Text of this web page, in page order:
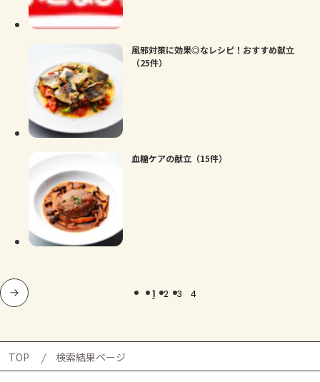
風邪対策に効果◎なレシピ！おすすめ献立
（25件）
血糖ケアの献立（15件）
1 2 3 4
TOP 検索結果ページ